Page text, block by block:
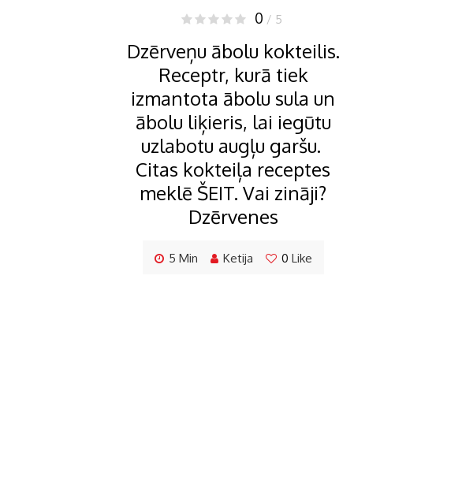
0 / 5
Dzērveņu ābolu kokteilis.
Receptr, kurā tiek
izmantota ābolu sula un
ābolu liķieris, lai iegūtu
uzlabotu augļu garšu.
Citas kokteiļa receptes
meklē ŠEIT. Vai zināji?
Dzērvenes
5 Min Ketija 0 Like